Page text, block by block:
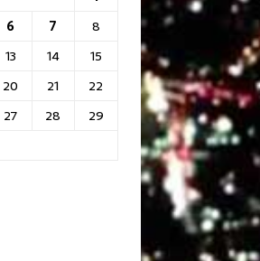
6 7
8
13 14
15
20 21
22
27 28
29